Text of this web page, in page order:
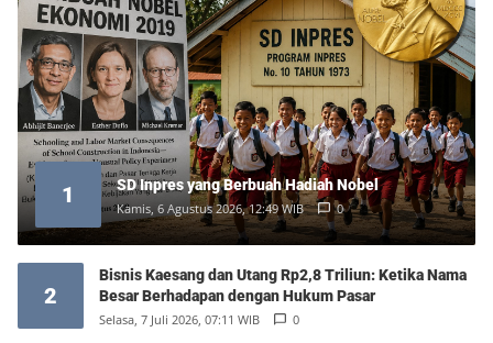
1 SD Inpres yang Berbuah Hadiah Nobel
Kamis, 6 Agustus 2026, 12:49 WIB 0
2
Bisnis Kaesang dan Utang Rp2,8 Triliun: Ketika Nama
Besar Berhadapan dengan Hukum Pasar
Selasa, 7 Juli 2026, 07:11 WIB 0